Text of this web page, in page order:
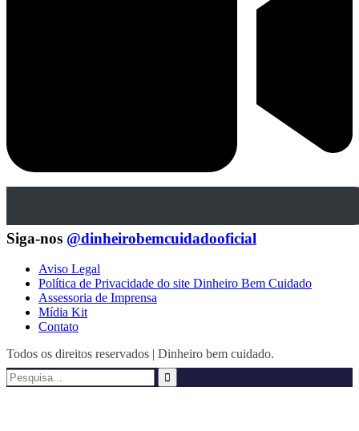
Siga-nos @dinheirobemcuidadooficial
Aviso Legal
Política de Privacidade do site Dinheiro Bem Cuidado
Assessoria de Imprensa
Mídia Kit
Contato
Todos os direitos reservados | Dinheiro bem cuidado.